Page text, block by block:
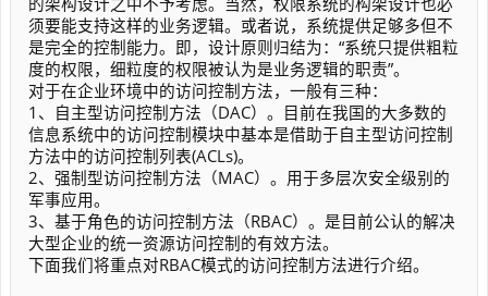
须要能支持这样的业务逻辑。或者说，系统提供足够多但不
是完全的控制能力。即，设计原则归结为：“系统只提供粗粒
度的权限，细粒度的权限被认为是业务逻辑的职责”。
对于在企业环境中的访问控制方法，一般有三种：
1、自主型访问控制方法（DAC）。目前在我国的大多数的
信息系统中的访问控制模块中基本是借助于自主型访问控制
方法中的访问控制列表(ACLs)。
2、强制型访问控制方法（MAC）。用于多层次安全级别的
军事应用。
3、基于角色的访问控制方法（RBAC）。是目前公认的解决
大型企业的统一资源访问控制的有效方法。
下面我们将重点对RBAC模式的访问控制方法进行介绍。